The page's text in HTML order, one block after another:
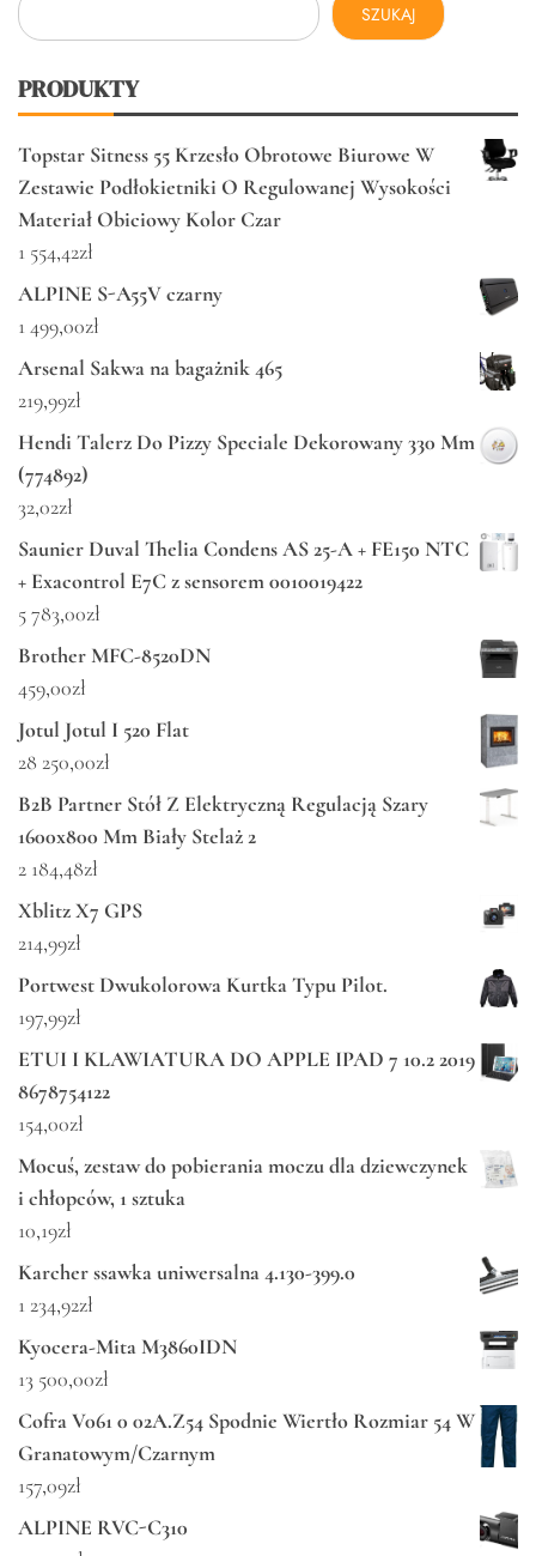
SZUKAJ
PRODUKTY
Topstar Sitness 55 Krzesło Obrotowe Biurowe W
Zestawie Podłokietniki O Regulowanej Wysokości
Materiał Obiciowy Kolor Czar
1 554,42zł
ALPINE S-A55V czarny
1 499,00zł
Arsenal Sakwa na bagażnik 465
219,99zł
Hendi Talerz Do Pizzy Speciale Dekorowany 330 Mm
(774892)
32,02zł
Saunier Duval Thelia Condens AS 25-A + FE150 NTC
+ Exacontrol E7C z sensorem 0010019422
5 783,00zł
Brother MFC-8520DN
459,00zł
Jotul Jotul I 520 Flat
28 250,00zł
B2B Partner Stół Z Elektryczną Regulacją Szary
1600x800 Mm Biały Stelaż 2
2 184,48zł
Xblitz X7 GPS
214,99zł
Portwest Dwukolorowa Kurtka Typu Pilot.
197,99zł
ETUI I KLAWIATURA DO APPLE IPAD 7 10.2 2019
8678754122
154,00zł
Mocuś, zestaw do pobierania moczu dla dziewczynek
i chłopców, 1 sztuka
10,19zł
Karcher ssawka uniwersalna 4.130-399.0
1 234,92zł
Kyocera-Mita M3860IDN
13 500,00zł
Cofra V061 0 02A.Z54 Spodnie Wiertło Rozmiar 54 W
Granatowym/Czarnym
157,09zł
ALPINE RVC-C310